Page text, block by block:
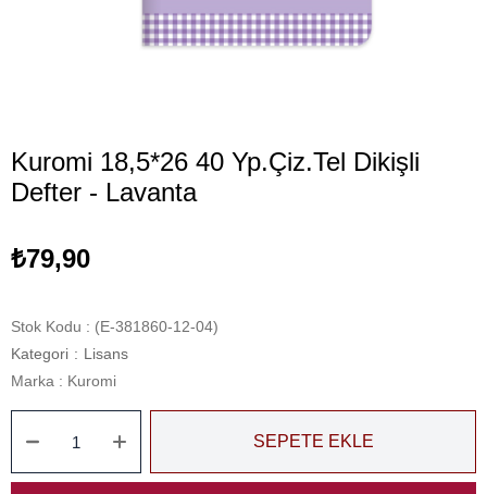
Kuromi 18,5*26 40 Yp.Çiz.Tel Dikişli
Defter - Lavanta
₺79,90
Stok Kodu
(E-381860-12-04)
Kategori : Lisans
Marka : Kuromi